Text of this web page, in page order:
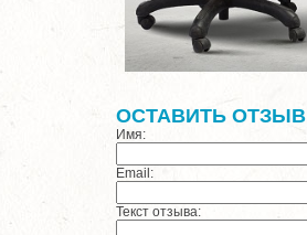
ОСТАВИТЬ ОТЗЫВ
Имя:
Email:
Текст отзыва: